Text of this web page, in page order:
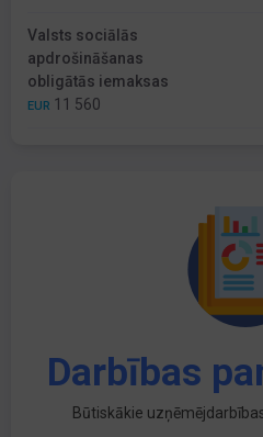
Valsts sociālās
apdrošināšanas
obligātās iemaksas
EUR 11 560
Darbības
Būtiskākie